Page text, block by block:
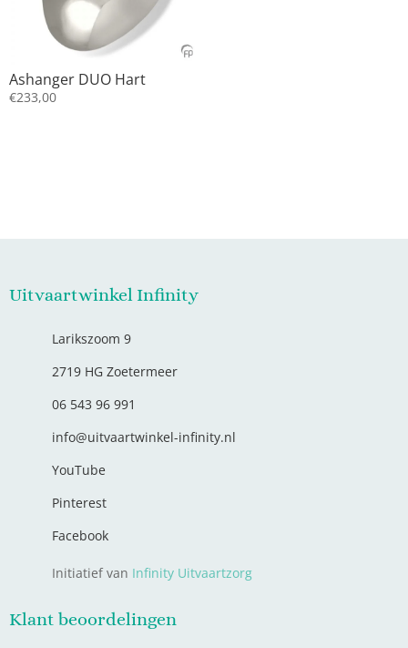
Ashanger DUO Hart
€233,00
Uitvaartwinkel Infinity
Larikszoom 9
2719 HG Zoetermeer
06 543 96 991
info@uitvaartwinkel-infinity.nl
YouTube
Pinterest
Facebook
Initiatief van Infinity Uitvaartzorg
Klant beoordelingen